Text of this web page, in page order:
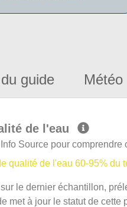
guide Météo
de l'eau
Source pour
qualité de l'eau 60-95% du
le dernier échantillon,
met à jour le statut de